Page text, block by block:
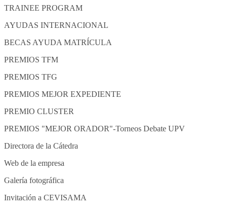
TRAINEE PROGRAM
AYUDAS INTERNACIONAL
BECAS AYUDA MATRÍCULA
PREMIOS TFM
PREMIOS TFG
PREMIOS MEJOR EXPEDIENTE
PREMIO CLUSTER
PREMIOS "MEJOR ORADOR"-Torneos Debate UPV
Directora de la Cátedra
Web de la empresa
Galería fotográfica
Invitación a CEVISAMA